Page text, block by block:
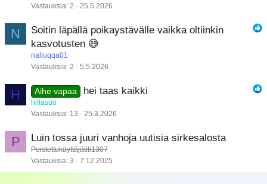
Vastauksia 2 25.5.2026
N
Soitin läpällä poikaystävälle vaikka oltiinkin
kasvotusten 😅
nalluqqa01
Vastauksia 2 5.5.2026
H Aihe vapaa hei taas kaikki
hillasuo
Vastauksia 13 25.3.2026
P Luin tossa juuri vanhoja uutisia sirkesalosta
Poistettukäyttäjätili1307
Vastauksia 3 7.12.2025